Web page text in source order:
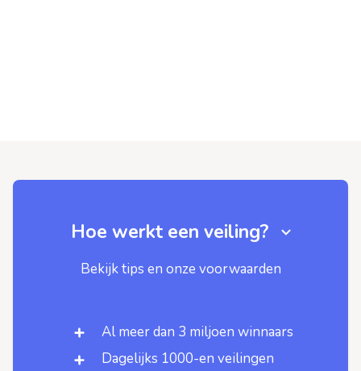
Hoe werkt een veiling?
Bekijk tips en onze voorwaarden
Al meer dan 3 miljoen winnaars
Dagelijks 1000-en veilingen